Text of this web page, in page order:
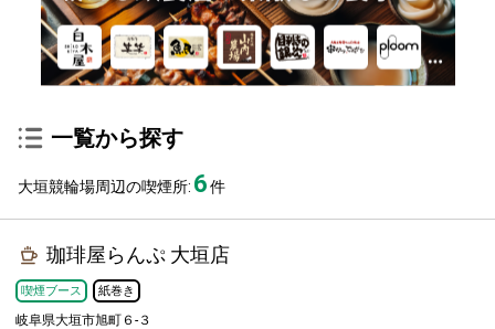
一覧から探す
大垣競輪場周辺の喫煙所: 6件
珈琲屋らんぷ 大垣店
喫煙ブース 紙巻き
岐阜県大垣市旭町６-３